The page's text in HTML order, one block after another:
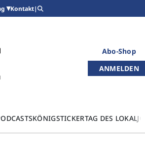
Kontakt|
Abo-Shop
ANMELDEN
KÖNIGSTICKERTAG DES